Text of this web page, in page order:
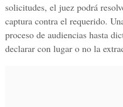
solicitudes, el juez podrá
captura contra el requerido.
proceso de audiencias hasta
declarar con lugar o no la